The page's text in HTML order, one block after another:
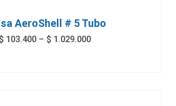
AeroShell # 5 Tubo
$103.400– $1.029.000